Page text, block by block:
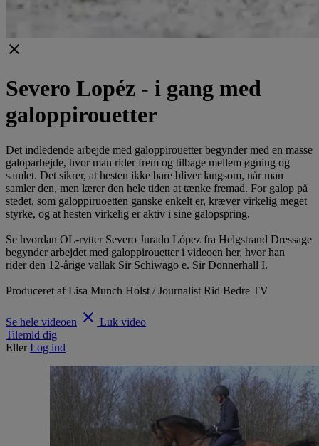
clear
Severo Lopéz - i gang med
galoppirouetter
Det indledende arbejde med galoppirouetter begynder med en masse
galoparbejde, hvor man rider frem og tilbage mellem øgning og
samlet. Det sikrer, at hesten ikke bare bliver langsom, når man
samler den, men lærer den hele tiden at tænke fremad. For galop på
stedet, som galoppiruoetten ganske enkelt er, kræver virkelig meget
styrke, og at hesten virkelig er aktiv i sine galopspring.
Se hvordan OL-rytter Severo Jurado López fra Helgstrand Dressage
begynder arbejdet med galoppirouetter i videoen her, hvor han
rider den 12-årige vallak Sir Schiwago e. Sir Donnerhall I.
Produceret af Lisa Munch Holst / Journalist Rid Bedre TV
Se hele videoen clear Luk video
Tilemld dig
EllerLog ind